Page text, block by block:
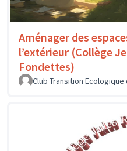
Aménager des
l’extérieur (Collège
Fondettes)
Club Transition